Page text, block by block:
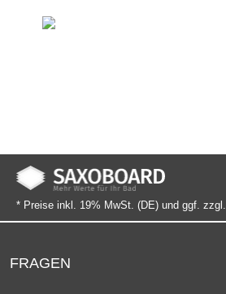
* Preise inkl. 19% MwSt. (DE) und ggf. zzgl.
FRAGEN